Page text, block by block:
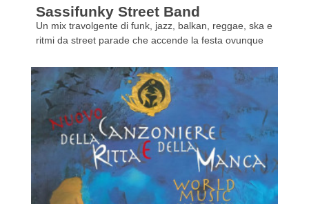
Sassifunky Street Band
Un mix travolgente di funk, jazz, balkan, reggae, ska e
ritmi da street parade che accende la festa ovunque